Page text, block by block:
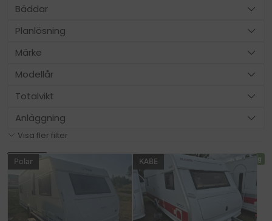
Polar KABE
Bäddar
Planlösning
Märke
Modellår
Totalvikt
Anläggning
Visa fler filter
Senaste 118 fordon matchar din sökning